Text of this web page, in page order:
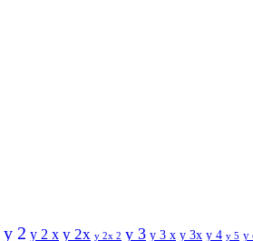
y 2 y 2 x y 2x y 2x 2 y 3 y 3 x y 3x y 4 y 5 y